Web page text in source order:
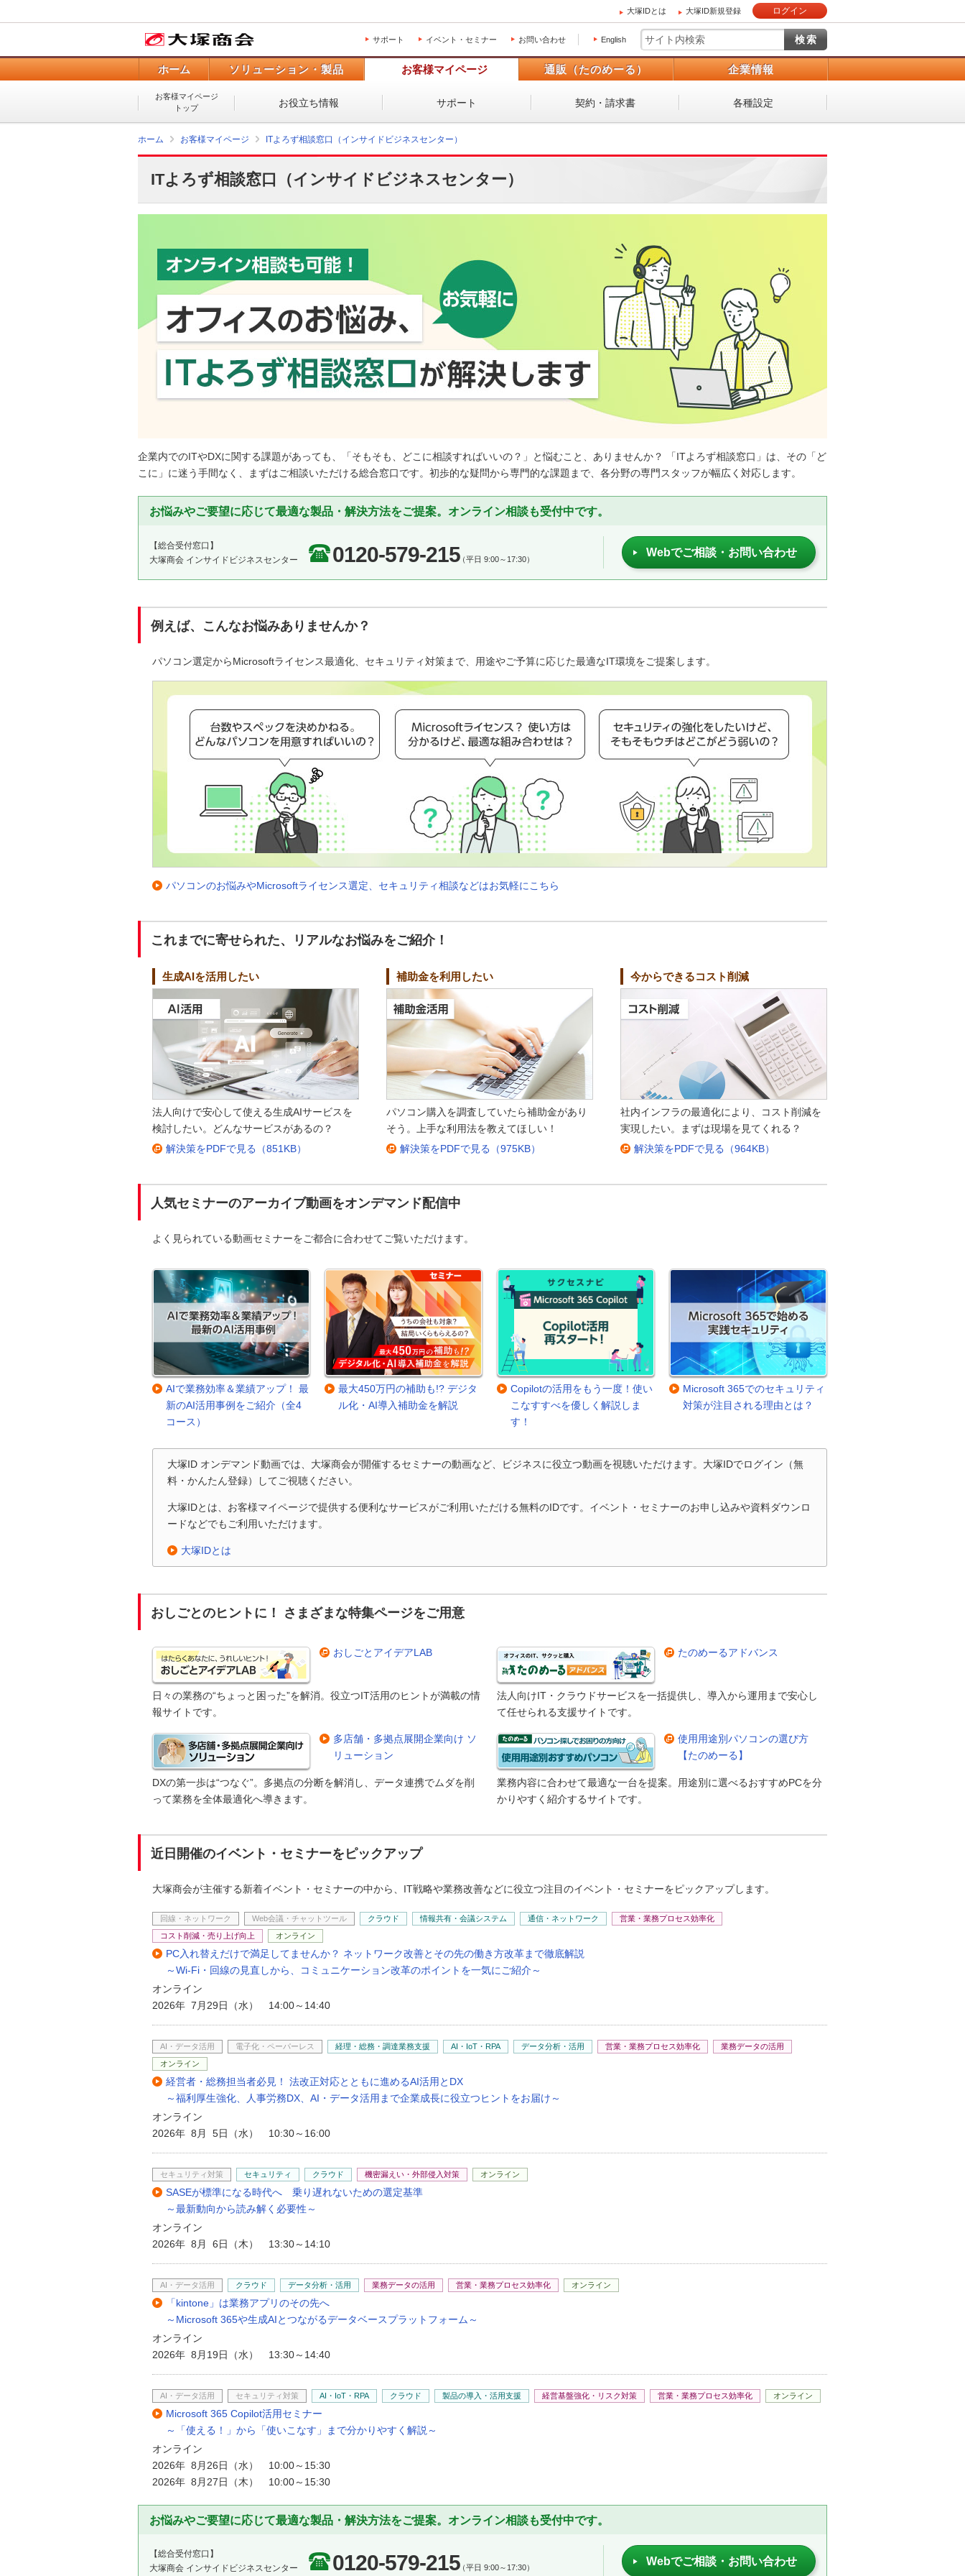
大塚IDとは 大塚ID新規登録 ログイン
サポート イベント・セミナー お問い合わせ English
ホーム ソリューション・製品 お客様マイページ 通販（たのめーる） 企業情報
お客様マイページ
トップ
お役立ち情報 サポート 契約・請求書 各種設定
ホーム お客様マイページ ITよろず相談窓口（インサイドビジネスセンター）
ITよろず相談窓口（インサイドビジネスセンター）
企業内でのITやDXに関する課題があっても、「そもそも、どこに相談すればいいの？」と悩むこと、ありませんか？ 「ITよろず相談窓口」は、その「ど
こに」に迷う手間なく、まずはご相談いただける総合窓口です。初歩的な疑問から専門的な課題まで、各分野の専門スタッフが幅広く対応します。
お悩みやご要望に応じて最適な製品・解決方法をご提案。オンライン相談も受付中です。
【総合受付窓口】
大塚商会 インサイドビジネスセンター
0120-579-215（平日 9:00～17:30）
Webでご相談・お問い合わせ
例えば、こんなお悩みありませんか？
パソコン選定からMicrosoftライセンス最適化、セキュリティ対策まで、用途やご予算に応じた最適なIT環境をご提案します。
パソコンのお悩みやMicrosoftライセンス選定、セキュリティ相談などはお気軽にこちら
これまでに寄せられた、リアルなお悩みをご紹介！
生成AIを活用したい
法人向けで安心して使える生成AIサービスを
検討したい。どんなサービスがあるの？
解決策をPDFで見る（851KB）
補助金を利用したい
パソコン購入を調査していたら補助金があり
そう。上手な利用法を教えてほしい！
解決策をPDFで見る（975KB）
今からできるコスト削減
社内インフラの最適化により、コスト削減を
実現したい。まずは現場を見てくれる？
解決策をPDFで見る（964KB）
人気セミナーのアーカイブ動画をオンデマンド配信中
よく見られている動画セミナーをご都合に合わせてご覧いただけます。
AIで業務効率＆業績アップ！ 最
新のAI活用事例をご紹介（全4
コース）
最大450万円の補助も!? デジタ
ル化・AI導入補助金を解説
Copilotの活用をもう一度！使い
こなすすべを優しく解説しま
す！
Microsoft 365でのセキュリティ
対策が注目される理由とは？
大塚ID オンデマンド動画では、大塚商会が開催するセミナーの動画など、ビジネスに役立つ動画を視聴いただけます。大塚IDでログイン（無
料・かんたん登録）してご視聴ください。
大塚IDとは、お客様マイページで提供する便利なサービスがご利用いただける無料のIDです。イベント・セミナーのお申し込みや資料ダウンロ
ードなどでもご利用いただけます。
大塚IDとは
おしごとのヒントに！ さまざまな特集ページをご用意
おしごとアイデアLAB
日々の業務の“ちょっと困った”を解消。役立つIT活用のヒントが満載の情
報サイトです。
たのめーるアドバンス
法人向けIT・クラウドサービスを一括提供し、導入から運用まで安心し
て任せられる支援サイトです。
多店舗・多拠点展開企業向け ソ
リューション
DXの第一歩は“つなぐ”。多拠点の分断を解消し、データ連携でムダを削
って業務を全体最適化へ導きます。
使用用途別パソコンの選び方
【たのめーる】
業務内容に合わせて最適な一台を提案。用途別に選べるおすすめPCを分
かりやすく紹介するサイトです。
近日開催のイベント・セミナーをピックアップ
大塚商会が主催する新着イベント・セミナーの中から、IT戦略や業務改善などに役立つ注目のイベント・セミナーをピックアップします。
回線・ネットワーク Web会議・チャットツール クラウド 情報共有・会議システム 通信・ネットワーク
営業・業務プロセス効率化
コスト削減・売り上げ向上
オンライン
PC入れ替えだけで満足してませんか？ ネットワーク改善とその先の働き方改革まで徹底解説
～Wi-Fi・回線の見直しから、コミュニケーション改革のポイントを一気にご紹介～
オンライン
2026年 7月29日（水） 14:00～14:40
AI・データ活用 電子化・ペーパーレス 経理・総務・調達業務支援 AI・IoT・RPA データ分析・活用 営業・業務プロセス効率化
業務データの活用
オンライン
経営者・総務担当者必見！ 法改正対応とともに進めるAI活用とDX
～福利厚生強化、人事労務DX、AI・データ活用まで企業成長に役立つヒントをお届け～
オンライン
2026年 8月 5日（水） 10:30～16:00
セキュリティ対策 セキュリティ クラウド 機密漏えい・外部侵入対策 オンライン
SASEが標準になる時代へ 乗り遅れないための選定基準
～最新動向から読み解く必要性～
オンライン
2026年 8月 6日（木） 13:30～14:10
AI・データ活用 クラウド データ分析・活用 業務データの活用 営業・業務プロセス効率化 オンライン
「kintone」は業務アプリのその先へ
～Microsoft 365や生成AIとつながるデータベースプラットフォーム～
オンライン
2026年 8月19日（水） 13:30～14:40
AI・データ活用 セキュリティ対策 AI・IoT・RPA クラウド 製品の導入・活用支援 経営基盤強化・リスク対策 営業・業務プロセス効率化 オンライン
Microsoft 365 Copilot活用セミナー
～「使える！」から「使いこなす」まで分かりやすく解説～
オンライン
2026年 8月26日（水） 10:00～15:30
2026年 8月27日（木） 10:00～15:30
お悩みやご要望に応じて最適な製品・解決方法をご提案。オンライン相談も受付中です。
【総合受付窓口】
大塚商会 インサイドビジネスセンター
0120-579-215（平日 9:00～17:30）
Webでご相談・お問い合わせ